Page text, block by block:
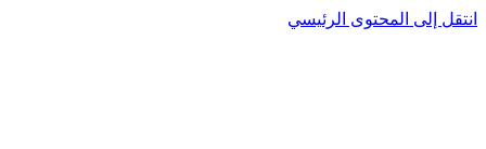
انتقل إلى المحتوى الرئيسي